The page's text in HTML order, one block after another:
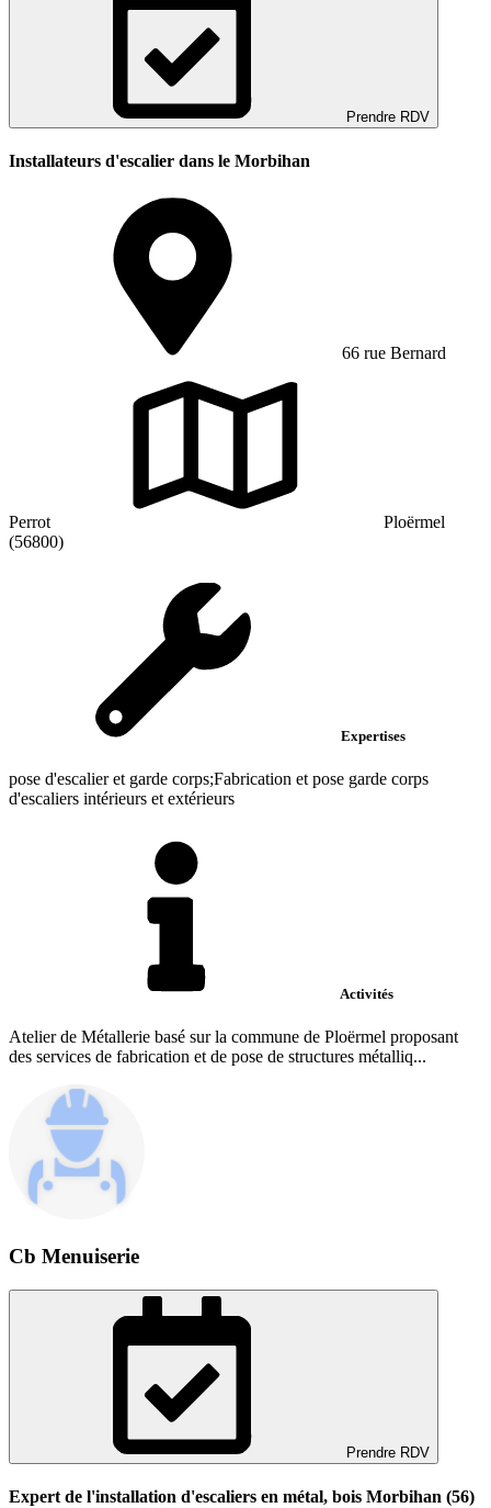
Prendre RDV
Installateurs d'escalier dans le Morbihan
66 rue Bernard
Perrot
Ploërmel
(56800)
Expertises
pose d'escalier et garde corps;Fabrication et pose garde corps
d'escaliers intérieurs et extérieurs
Activités
Atelier de Métallerie basé sur la commune de Ploërmel proposant
des services de fabrication et de pose de structures métalliq...
Cb Menuiserie
Prendre RDV
Expert de l'installation d'escaliers en métal, bois Morbihan (56)